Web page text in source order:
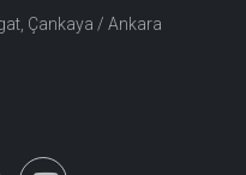
Çankaya / Ankara